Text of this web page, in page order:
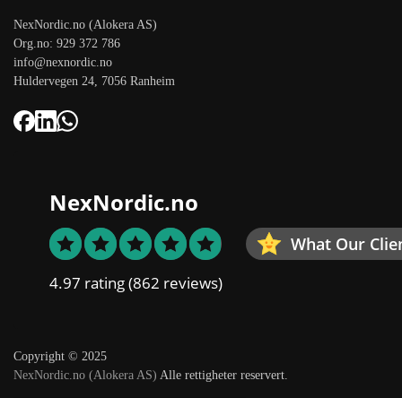
NexNordic.no (Alokera AS)
Org.no: 929 372 786
info@nexnordic.no
Huldervegen 24, 7056 Ranheim
NexNordic.no
What Our
4.97 rating(862 reviews)
Copyright © 2025
NexNordic.no (Alokera AS) Alle rettigheter reservert.